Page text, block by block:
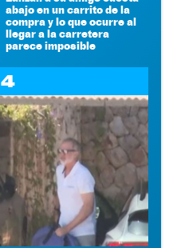
abajo en un carrito de la
compra y lo que ocurre al
llegar a la carretera
parece imposible
4